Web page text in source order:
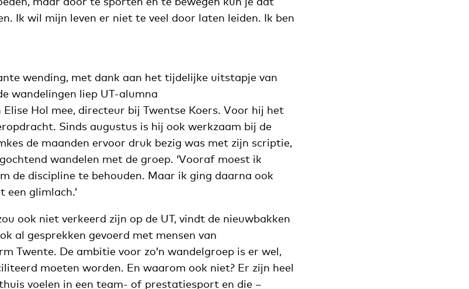
Ik wil mijn leven er niet te veel door laten leiden. Ik ben
wending, met dank aan het tijdelijke uitstapje van
wandelingen liep UT-alumna
Hol mee, directeur bij Twentse Koers. Voor hij het
Sinds augustus is hij ook werkzaam bij de
de maanden ervoor druk bezig was met zijn scriptie,
wandelen met de groep. ‘Vooraf moest ik
de discipline te behouden. Maar ik ging daarna ook
een glimlach.’
ook niet verkeerd zijn op de UT, vindt de nieuwbakken
al gesprekken gevoerd met mensen van
Twente. De ambitie voor zo’n wandelgroep is er wel,
moeten worden. En waarom ook niet? Er zijn heel
voelen in een team- of prestatiesport en die –